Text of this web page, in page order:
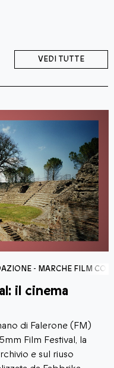
VEDI TUTTE
- MARCHE FILM
il cinema
di Falerone (FM)
Film Festival, la
e sul riuso